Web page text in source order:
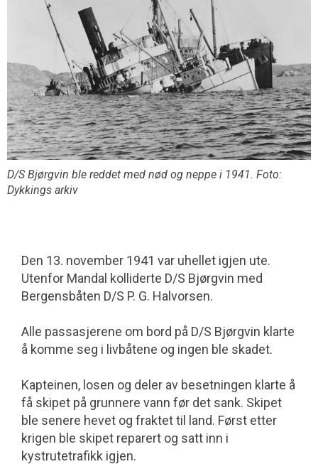
D/S Bjørgvin ble reddet med nød og neppe i 1941. Foto:
Dykkings arkiv
Den 13. november 1941 var uhellet igjen ute.
Utenfor Mandal kolliderte D/S Bjørgvin med
Bergensbåten D/S P. G. Halvorsen.
Alle passasjerene om bord på D/S Bjørgvin klarte
å komme seg i livbåtene og ingen ble skadet.
Kapteinen, losen og deler av besetningen klarte å
få skipet på grunnere vann før det sank. Skipet
ble senere hevet og fraktet til land. Først etter
krigen ble skipet reparert og satt inn i
kystrutetrafikk igjen.